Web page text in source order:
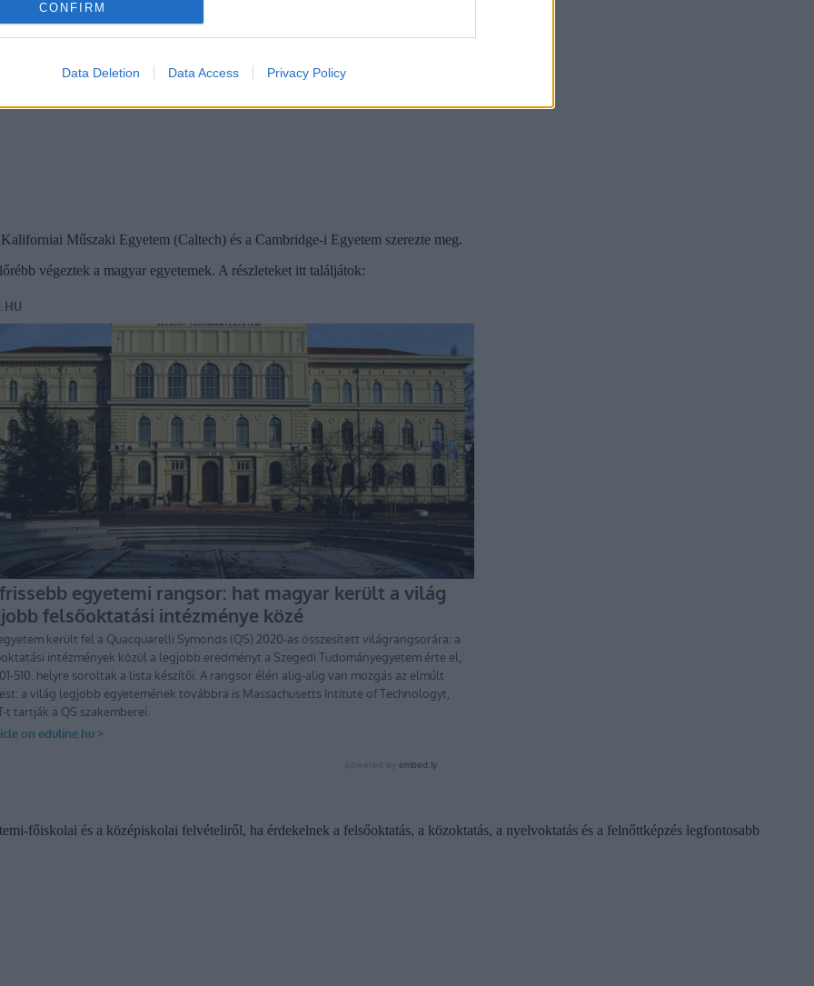
CONFIRM
Data Deletion Data Access Privacy Policy
Műszaki Egyetem (Caltech) és a Cambridge-i Egyetem szerezte meg.
végeztek a magyar egyetemek. A részleteket itt találjátok:
főiskolai és a középiskolai felvételiről, ha érdekelnek a felsőoktatás, a közoktatás, a nyelvoktatás és a felnőttképzés legfontosabb